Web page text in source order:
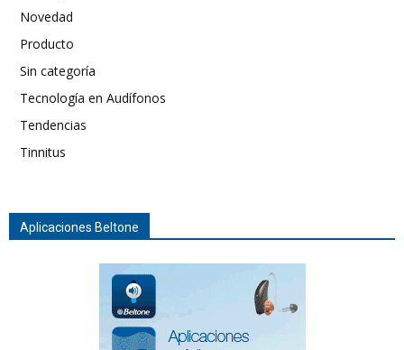
Novedad
Producto
Sin categoría
Tecnología en Audífonos
Tendencias
Tinnitus
Aplicaciones Beltone